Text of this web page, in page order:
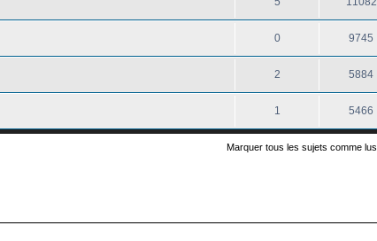
0 9745
2 5884
1 5466
Marquer tous les sujets comme lus